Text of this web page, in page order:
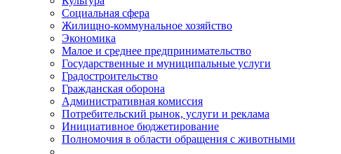
Социальная сфера
Жилищно-коммунальное хозяйство
Экономика
Малое и среднее предпринимательство
Государственные и муниципальные услуги
Градостроительство
Гражданская оборона
Административная комиссия
Потребительский рынок, услуги и реклама
Инициативное бюджетирование
Полномочия в области обращения с животными